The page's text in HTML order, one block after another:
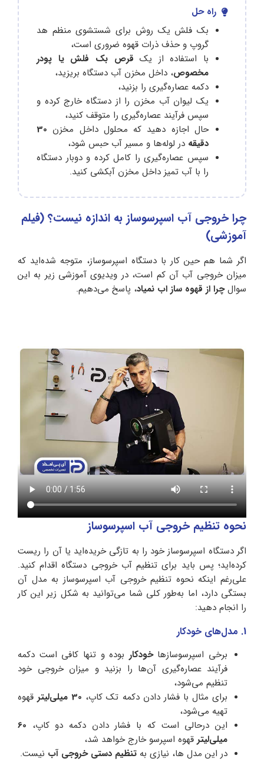
راه حل
بک‌ فلش یک روش برای شستشوی منظم هد
گروپ و حذف ذرات قهوه ضروری است،
با استفاده از یکقرص بک‌ فلش یا پودر
مخصوص، داخل مخزن آب دستگاه بریزید،
دکمه عصاره‌گیری را بزنید،
یک لیوان آب مخزن را از دستگاه خارج کرده و
سپس فرآیند عصاره‌گیری را متوقف کنید،
حال اجازه دهید که محلول داخل مخزن 30
دقیقه در لوله‌ها و مسیر آب حبس شود،
سپس عصاره‌گیری را کامل کرده و دوبار دستگاه
را با آب تمیز داخل مخزن آبکشی کنید.
چرا خروجی آب اسپرسوساز به اندازه نیست؟ (فیلم
آموزشی)
اگر شما هم حین کار با دستگاه اسپرسوساز، متوجه شده‌اید که
میزان خروجی آب آن کم است، در ویدیوی آموزشی زیر به این
سوالچرا از قهوه ساز اب نمیاد، پاسخ می‌دهیم.
نحوه تنظیم خروجی آب اسپرسوساز
اگر دستگاه اسپرسوساز خود را به تازگی خریده‌اید یا آن را ریست
کرده‌اید؛ پس باید برای تنظیم آب خروجی دستگاه اقدام کنید.
علی‌رغم اینکه نحوه تنظیم خروجی آب اسپرسوساز به مدل آن
بستگی دارد، اما به‌طور کلی شما می‌توانید به شکل زیر این کار
را انجام دهید:
1. مدل‌های خودکار
برخی اسپرسوسازهاخودکار بوده و تنها کافی است دکمه
فرآیند عصاره‌گیری آن‌ها را بزنید و میزان خروجی خود
تنظیم می‌شود،
برای مثال با فشار دادن دکمه تک کاپ، 30 میلی‌لیتر
قهوه
تهیه می‌شود،
این درحالی است که با فشار دادن دکمه دو کاپ، 60
میلی‌لیتر قهوه اسپرسو خارج خواهد شد،
در این مدل ها، نیازی به تنظیم دستی خروجی آب نیست.